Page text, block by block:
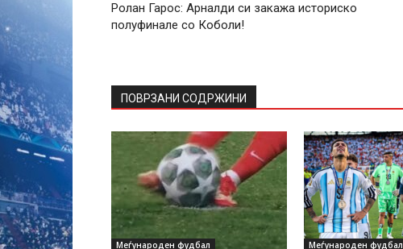
Ролан Гарос: Арналди си закажа историско
полуфинале со Коболи!
ПОВРЗАНИ СОДРЖИНИ
Меѓународен фудбал Меѓународен фудбал